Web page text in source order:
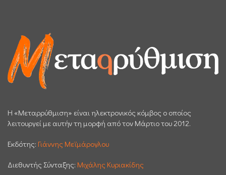
H «Μεταρρύθμιση» είναι ηλεκτρονικός κόμβος ο οποίος
λειτουργεί με αυτήν τη μορφή από τον Μάρτιο του 2012.
Εκδότης: Γιάννης Μεϊμάρογλου
Διεθυντής Σύνταξης: Μιχάλης Κυριακίδης